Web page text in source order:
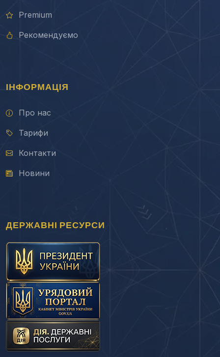
Premium
Рекомендуємо
ІНФОРМАЦІЯ
Про нас
Тарифи
Контакти
Новини
ДЕРЖАВНІ РЕСУРСИ